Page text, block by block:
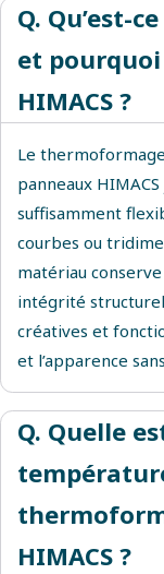
Q. Qu’est-
et
HIMACS ?
Le
panneaux HIMACS
suffisamment
courbes ou
matériau
intégrité
créatives et
et l’apparence
Q. Quelle
HIMACS ?